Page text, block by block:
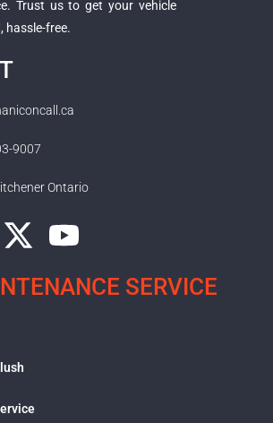
Trust us to get your vehicle
hassle-free.
9007
Ontario
SERVICE